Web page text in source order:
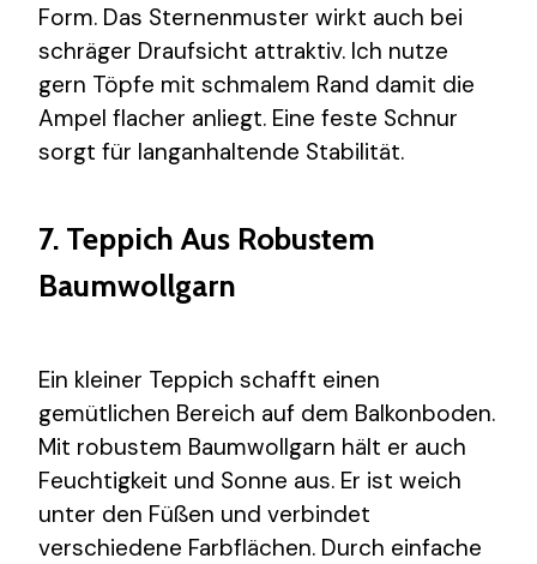
Form. Das Sternenmuster wirkt auch bei
schräger Draufsicht attraktiv. Ich nutze
gern Töpfe mit schmalem Rand damit die
Ampel flacher anliegt. Eine feste Schnur
sorgt für langanhaltende Stabilität.
7. Teppich Aus Robustem
Baumwollgarn
Ein kleiner Teppich schafft einen
gemütlichen Bereich auf dem Balkonboden.
Mit robustem Baumwollgarn hält er auch
Feuchtigkeit und Sonne aus. Er ist weich
unter den Füßen und verbindet
verschiedene Farbflächen. Durch einfache